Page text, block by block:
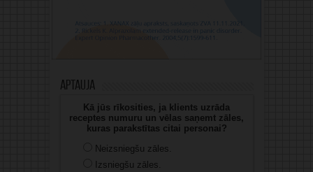
Aptauja
Kā jūs rīkosities, ja klients uzrāda
receptes numuru un vēlas saņemt zāles,
kuras parakstītas citai personai?
Neizsniegšu zāles.
Izsniegšu zāles.